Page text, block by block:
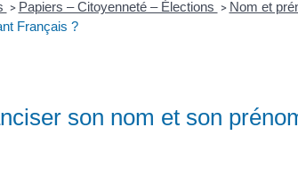
> Papiers – Citoyenneté – Élections > Nom et
Français ?
son nom et son